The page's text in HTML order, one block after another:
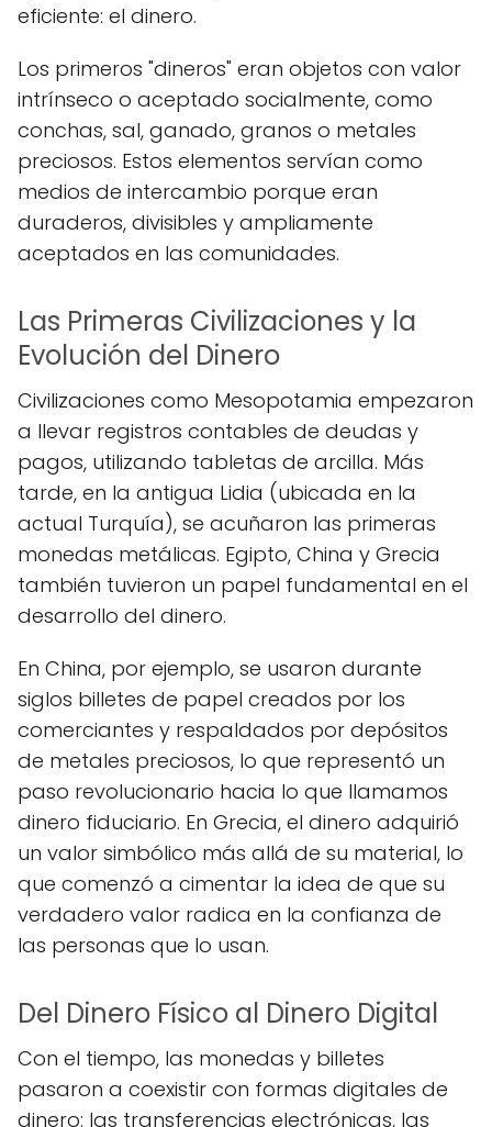
eficiente: el dinero.
Los primeros "dineros" eran objetos con valor
intrínseco o aceptado socialmente, como
conchas, sal, ganado, granos o metales
preciosos. Estos elementos servían como
medios de intercambio porque eran
duraderos, divisibles y ampliamente
aceptados en las comunidades.
Las Primeras Civilizaciones y la
Evolución del Dinero
Civilizaciones como Mesopotamia empezaron
a llevar registros contables de deudas y
pagos, utilizando tabletas de arcilla. Más
tarde, en la antigua Lidia (ubicada en la
actual Turquía), se acuñaron las primeras
monedas metálicas. Egipto, China y Grecia
también tuvieron un papel fundamental en el
desarrollo del dinero.
En China, por ejemplo, se usaron durante
siglos billetes de papel creados por los
comerciantes y respaldados por depósitos
de metales preciosos, lo que representó un
paso revolucionario hacia lo que llamamos
dinero fiduciario. En Grecia, el dinero adquirió
un valor simbólico más allá de su material, lo
que comenzó a cimentar la idea de que su
verdadero valor radica en la confianza de
las personas que lo usan.
Del Dinero Físico al Dinero Digital
Con el tiempo, las monedas y billetes
pasaron a coexistir con formas digitales de
dinero: las transferencias electrónicas, las